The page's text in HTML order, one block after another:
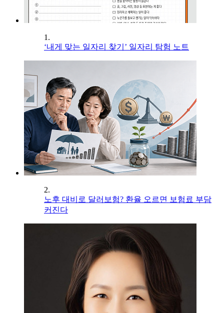
1.
‘내게 맞는 일자리 찾기’ 일자리 탐험 노트
2.
노후 대비로 달러보험? 환율 오르면 보험료 부담
커진다